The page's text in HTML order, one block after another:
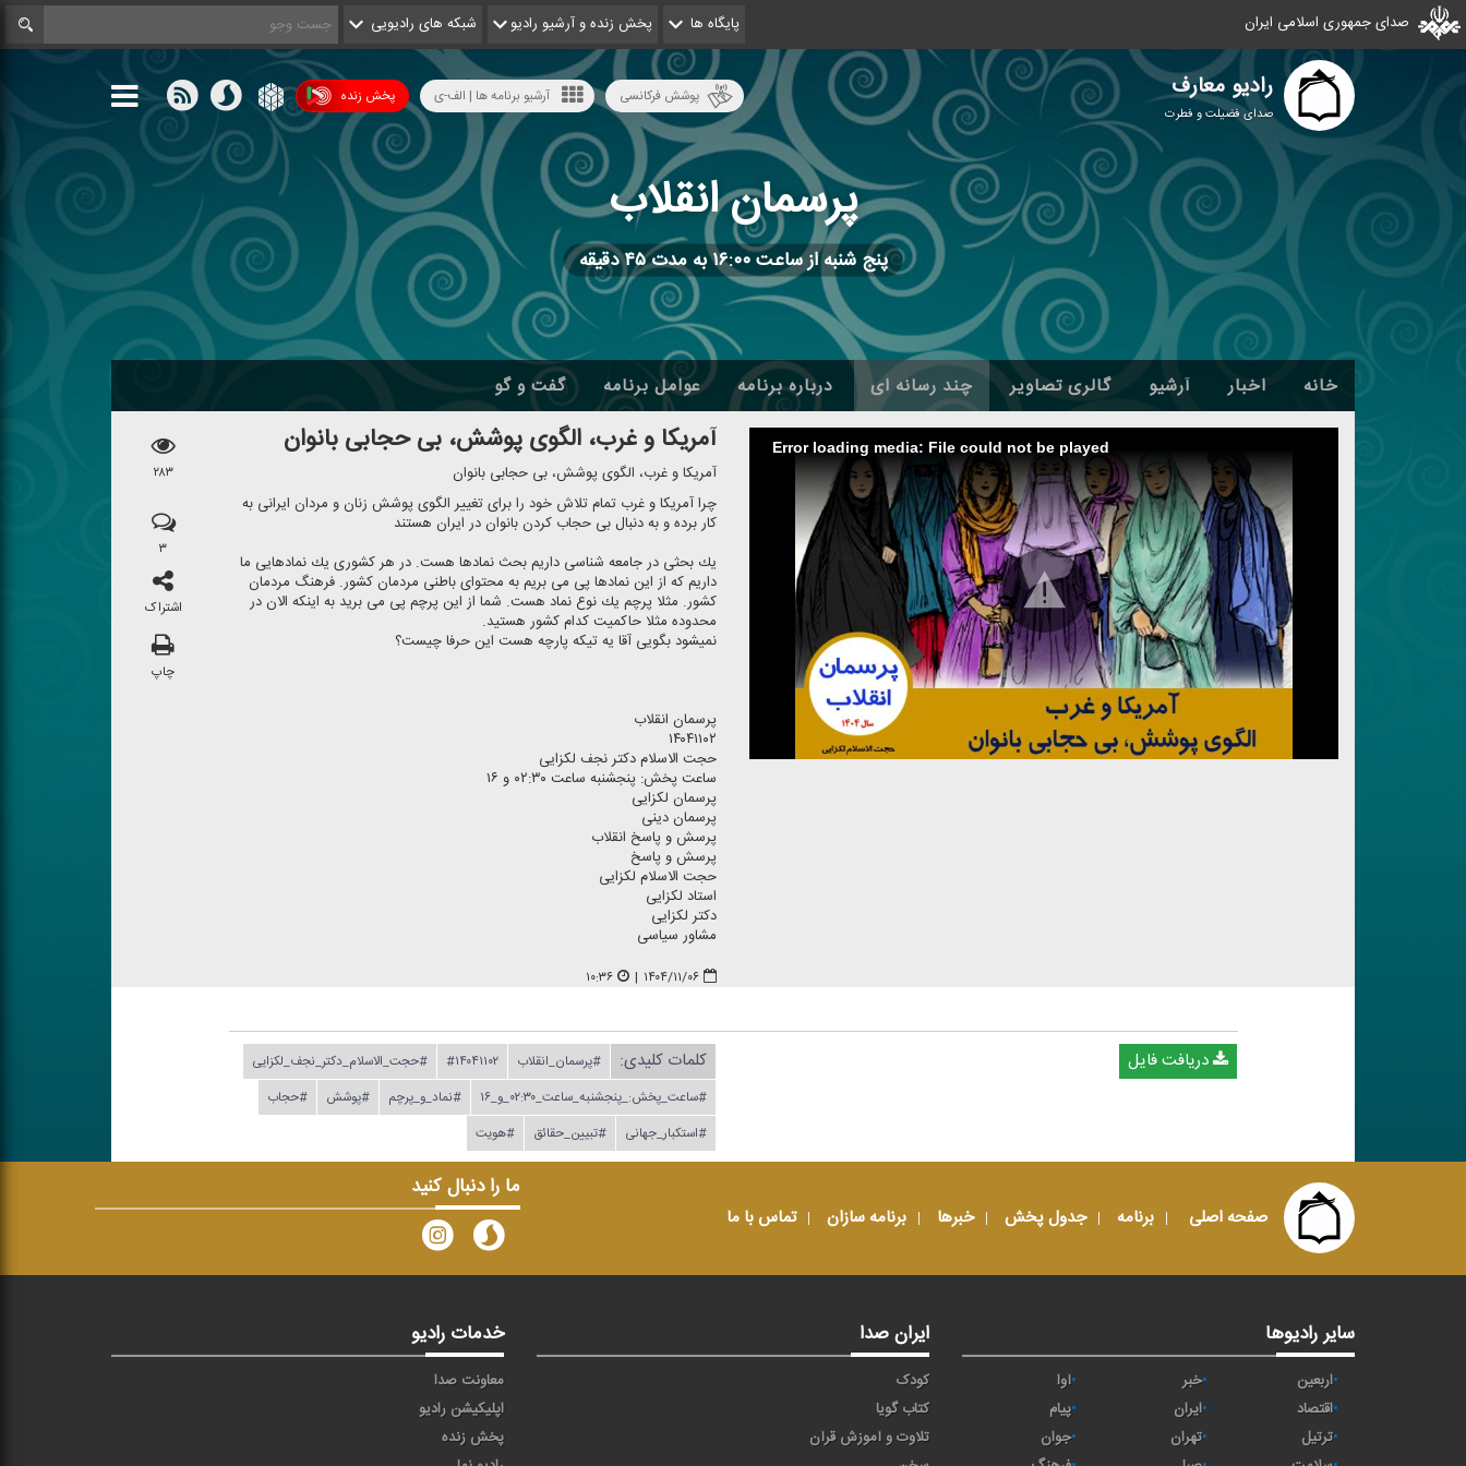
صدای جمهوری اسلامی ایران پایگاه ها پخش زنده و آرشیو رادیو شبکه های رادیویی
رادیو معارف
صدای فضیلت و فطرت
پخش زنده آرشیو برنامه ها | الف-ی پوشش فرکانسی
پرسمان انقلاب
پنج شنبه از ساعت ۱۶:۰۰ به مدت ۴۵ دقیقه
خانه اخبار آرشیو گالری تصاویر چند رسانه ای درباره برنامه عوامل برنامه گفت و گو
Error loading media: File could not be played آمریكا و غرب، الگوی پوشش، بی حجابی بانوان
آمریكا و غرب، الگوی پوشش، بی حجابی بانوان
چرا آمریكا و غرب تمام تلاش خود را برای تغییر الگوی پوشش زنان و مردان ایرانی به
كار برده و به دنبال بی حجاب كردن بانوان در ایران هستند
یك بحثی در جامعه شناسی داریم بحث نمادها هست. در هر كشوری یك نمادهایی ما
داریم كه از این نمادها پی می بریم به محتوای باطنی مردمان كشور. فرهنگ مردمان
كشور. مثلا پرچم یك نوع نماد هست. شما از این پرچم پی می برید به اینكه الان در
محدوده مثلا حاكمیت كدام كشور هستید.
نمیشود بگویی آقا یه تیكه پارچه هست این حرفا چیست؟
پرسمان انقلاب
۱۴۰۴۱۱۰۲
حجت الاسلام دكتر نجف لكزایی
ساعت پخش: پنجشنبه ساعت ۰۲:۳۰ و ۱۶
پرسمان لكزایی
پرسمان دینی
پرسش و پاسخ انقلاب
پرسش و پاسخ
حجت الاسلام لكزایی
استاد لكزایی
دكتر لكزایی
مشاور سیاسی
۱۴۰۴/۱۱/۰۶ | ۱۰:۳۶
۲۸۳
۳
اشتراک
چاپ
دریافت فایل کلمات کلیدی: #پرسمان_انقلاب #۱۴۰۴۱۱۰۲
#حجت_الاسلام_دكتر_نجف_لكزایی
#ساعت_پخش:_پنجشنبه_ساعت_۰۲:۳۰_و_۱۶
#نماد_و_پرچم #پوشش
#حجاب
#استكبار_جهانی
#تبیین_حقائق #هویت
صفحه اصلی برنامه جدول پخش خبرها برنامه سازان تماس با ما
ما را دنبال کنید
سایر رادیوها
اربعین خبر
آوا
اقتصاد
ايران
پیام
ترتیل
تهران
جوان
ایران صدا
کودک
کتاب گویا
تلاوت و آموزش قرآن
خدمات رادیو
معاونت صدا
اپلیکیشن رادیو
پخش زنده